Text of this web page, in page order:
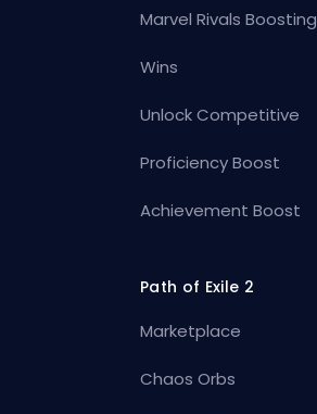
Marvel Rivals Boosting
Wins
Unlock Competitive
Proficiency Boost
Achievement Boost
Path of Exile 2
Marketplace
Chaos Orbs